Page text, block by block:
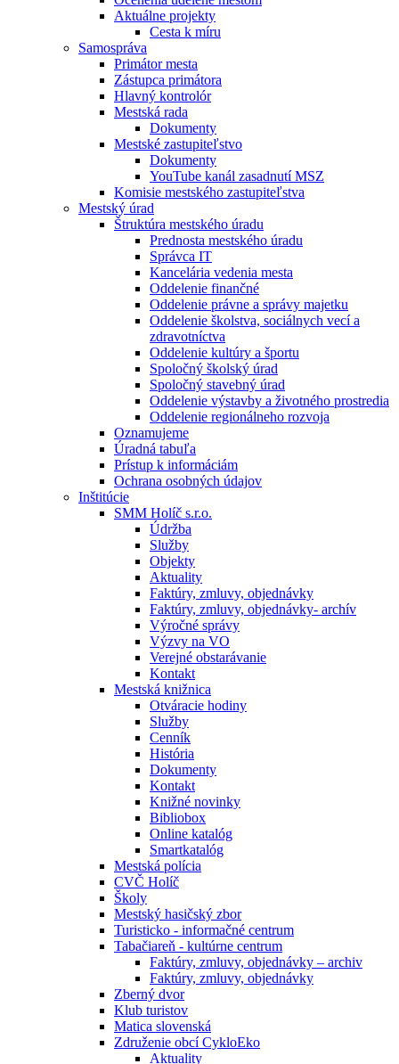
Aktuálne projekty
Cesta k míru
Samospráva
Primátor mesta
Zástupca primátora
Hlavný kontrolór
Mestská rada
Dokumenty
Mestské zastupiteľstvo
Dokumenty
YouTube kanál zasadnutí MSZ
Komisie mestského zastupiteľstva
Mestský úrad
Štruktúra mestského úradu
Prednosta mestského úradu
Správca IT
Kancelária vedenia mesta
Oddelenie finančné
Oddelenie právne a správy majetku
Oddelenie školstva, sociálnych vecí a
zdravotníctva
Oddelenie kultúry a športu
Spoločný školský úrad
Spoločný stavebný úrad
Oddelenie výstavby a životného prostredia
Oddelenie regionálneho rozvoja
Oznamujeme
Úradná tabuľa
Prístup k informáciám
Ochrana osobných údajov
Inštitúcie
SMM Holíč s.r.o.
Údržba
Služby
Objekty
Aktuality
Faktúry, zmluvy, objednávky
Faktúry, zmluvy, objednávky- archív
Výročné správy
Výzvy na VO
Verejné obstarávanie
Kontakt
Mestská knižnica
Otváracie hodiny
Služby
Cenník
História
Dokumenty
Kontakt
Knižné novinky
Bibliobox
Online katalóg
Smartkatalóg
Mestská polícia
CVČ Holíč
Školy
Mestský hasičský zbor
Turisticko - informačné centrum
Tabačiareň - kultúrne centrum
Faktúry, zmluvy, objednávky – archiv
Faktúry, zmluvy, objednávky
Zberný dvor
Klub turistov
Matica slovenská
Združenie obcí CykloEko
Aktuality